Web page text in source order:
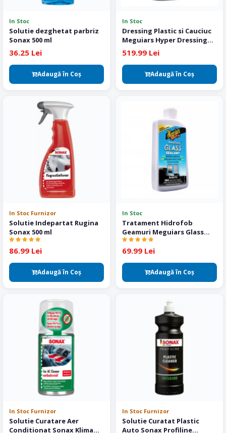
In Stoc
Solutie dezghetat parbriz
Sonax 500 ml
36.25 Lei
Adaugă în Coş
In Stoc
Dressing Plastic si Cauciuc
Meguiars Hyper Dressing
3.78 L
519.99 Lei
Adaugă în Coş
In Stoc Furnizor
Solutie Indepartat Rugina
Sonax 500 ml
86.99 Lei
Adaugă în Coş
In Stoc
Tratament Hidrofob
Geamuri Meguiars Glass
Sealant 118 ml
69.99 Lei
Adaugă în Coş
In Stoc Furnizor
Solutie Curatare Aer
Conditionat Sonax Klima
In Stoc Furnizor
Solutie Curatat Plastic
Auto Sonax Profiline